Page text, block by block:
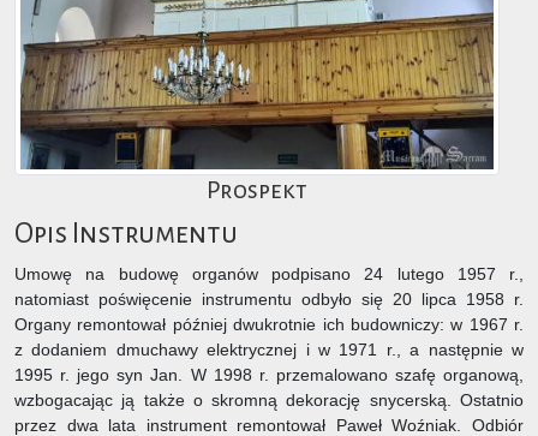
Prospekt
Opis Instrumentu
Umowę na budowę organów podpisano 24 lutego 1957 r.,
natomiast poświęcenie instrumentu odbyło się 20 lipca 1958 r.
Organy remontował później dwukrotnie ich budowniczy: w 1967 r.
z dodaniem dmuchawy elektrycznej i w 1971 r., a następnie w
1995 r. jego syn Jan. W 1998 r. przemalowano szafę organową,
wzbogacając ją także o skromną dekorację snycerską. Ostatnio
przez dwa lata instrument remontował Paweł Woźniak. Odbiór